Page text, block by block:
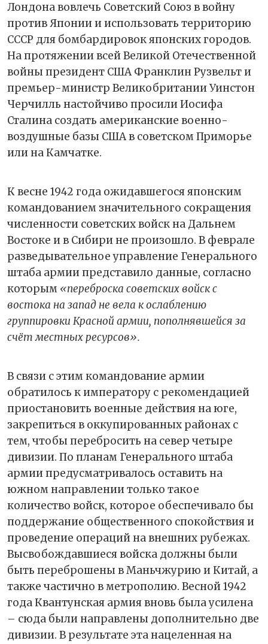
Лондона вовлечь Советский Союз в войну
против Японии и использовать территорию
СССР для бомбардировок японских городов.
На протяжении всей Великой Отечественной
войны президент США Франклин Рузвельт и
премьер-министр Великобритании Уинстон
Черчилль настойчиво просили Иосифа
Сталина создать американские военно-
воздушные базы США в советском Приморье
или на Камчатке.
К весне 1942 года ожидавшегося японским
командованием значительного сокращения
численности советских войск на Дальнем
Востоке и в Сибири не произошло. В феврале
разведывательное управление Генерального
штаба армии представило данные, согласно
которым «переброска советских войск с
востока на запад не вела к ослаблению
группировки Красной армии, пополнявшейся за
счёт местных ресурсов».
В связи с этим командование армии
обратилось к императору с рекомендацией
приостановить военные действия на юге,
закрепиться в оккупированных районах с
тем, чтобы перебросить на север четыре
дивизии. По планам Генерального штаба
армии предусматривалось оставить на
южном направлении только такое
количество войск, которое обеспечивало бы
поддержание общественного спокойствия и
проведение операций на внешних рубежах.
Высвобождавшиеся войска должны были
быть переброшены в Маньчжурию и Китай, а
также частично в метрополию. Весной 1942
года Квантунская армия вновь была усилена
– сюда были направлены дополнительно две
дивизии. В результате эта нацеленная на